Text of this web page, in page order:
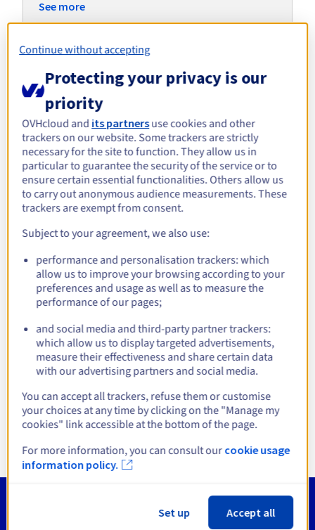
Tarieven
Beschikbaarheid per regio
Roadmap & Changelog
Monitoring
Roadmap & Changelog
Roadmap & Changelog
Roadmap & Changelog
Roadmap & Changelog
See more
Verken alternatieve servers voor
KVM
ADVANCE-5 | AMD EPYC
8224P
AMD EPYC 8224P - 24c /
48t
Vanaf€ 289,99/maand
Scale-i1
Intel Xeon Gold 6426Y -
16c / 32t
Vanaf€ 369,99/maand Vanaf
Ontdek onze op maat gemaakte
oplossingen voor uw
virtualisatie-infrastructuren
Open Source Platform
Meer informatie Meer informatie
Continue without accepting
Protecting your privacy is our
priority
OVHcloud and its partnersuse cookies and other
trackers on our website. Some trackers are strictly
necessary for the site to function. They allow us in
particular to guarantee the security of the service or to
ensure certain essential functionalities. Others allow us
to carry out anonymous audience measurements. These
trackers are exempt from consent.
Subject to your agreement, we also use:
performance and personalisation trackers: which
allow us to improve your browsing according to your
preferences and usage as well as to measure the
performance of our pages;
and social media and third-party partner trackers:
which allow us to display targeted advertisements,
measure their effectiveness and share certain data
with our advertising partners and social media.
You can accept all trackers, refuse them or customise
your choices at any time by clicking on the "Manage my
cookies" link accessible at the bottom of the page.
For more information, you can consult our cookie usage
information policy.
Set up Accept all